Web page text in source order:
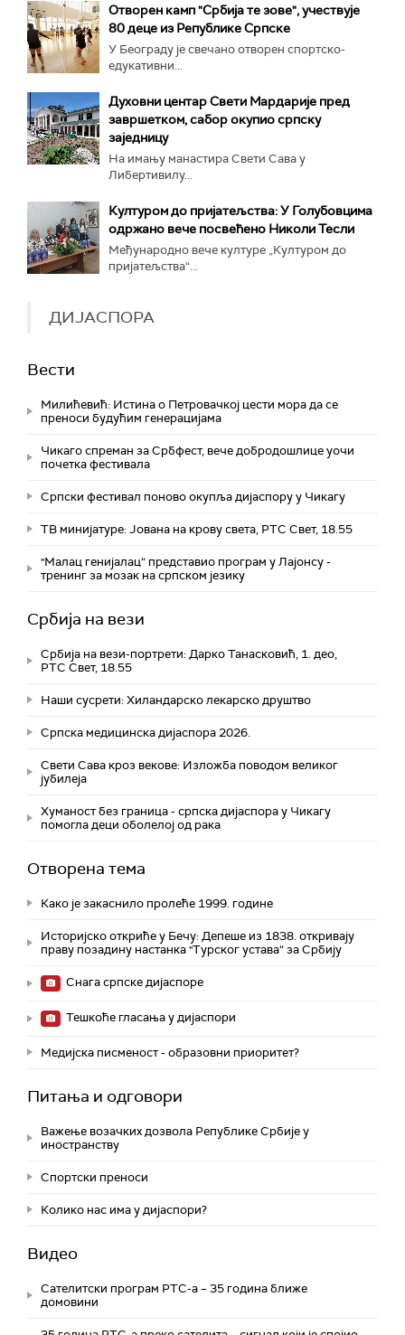
Отворен камп "Србија те зове", учествује
80 деце из Републике Српске
У Београду је свечано отворен спортско-
едукативни...
Духовни центар Свети Мардарије пред
завршетком, сабор окупио српску
заједницу
На имању манастира Свети Сава у
Либертивилу...
Културом до пријатељства: У Голубовцима
одржано вече посвећено Николи Тесли
Међународно вече културе „Културом до
пријатељства“...
ДИЈАСПОРА
Вести
Милићевић: Истина о Петровачкој цести мора да се
преноси будућим генерацијама
Чикаго спреман за Србфест, вече добродошлице уочи
почетка фестивала
Српски фестивал поново окупља дијаспору у Чикагу
ТВ минијатуре: Јована на крову света, РТС Свет, 18.55
"Малац генијалац“ представио програм у Лајонсу -
тренинг за мозак на српском језику
Србија на вези
Србија на вези-портрети: Дарко Танасковић, 1. део,
РТС Свет, 18.55
Наши сусрети: Хиландарско лекарско друштво
Српска медицинска дијаспора 2026.
Свети Сава кроз векове: Изложба поводом великог
јубилеја
Хуманост без граница - српска дијаспора у Чикагу
помогла деци оболелој од рака
Отворена тема
Како је закаснило пролеће 1999. године
Историјско откриће у Бечу: Депеше из 1838. откривају
праву позадину настанка "Турског устава“ за Србију
Снага српске дијаспоре
Тешкоће гласања у дијаспори
Медијска писменост - образовни приоритет?
Питања и одговори
Важење возачких дозвола Републике Србије у
иностранству
Спортски преноси
Колико нас има у дијаспори?
Видео
Сателитски програм РТС-а – 35 година ближе
домовини